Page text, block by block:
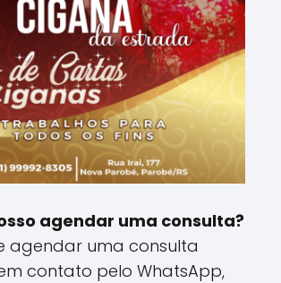
agendar uma consulta?
agendar uma consulta
contato pelo WhatsApp,